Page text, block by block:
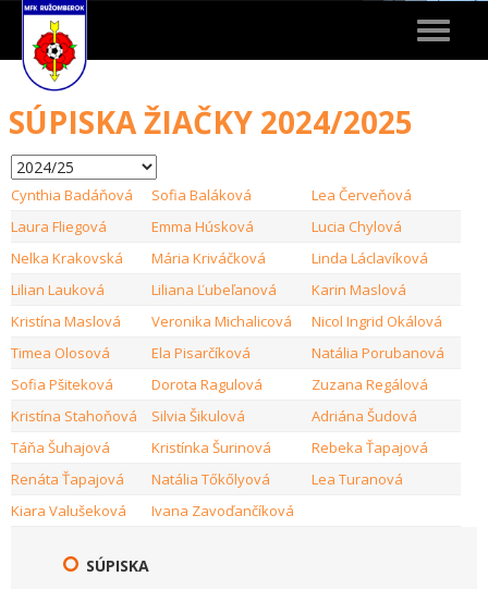
Toggle
SÚPISKA ŽIAČKY 2024/2025
Cynthia Badáňová Sofia Baláková
Lea Červeňová
Laura Fliegová
Emma Húsková
Lucia Chylová
Nelka Krakovská
Mária Kriváčková
Linda Láclavíková
Lilian Lauková
Liliana Ľubeľanová
Karin Maslová
Kristína Maslová
Veronika Michalicová
Nicol Ingrid Okálová
Timea Olosová
Ela Pisarčíková
Natália Porubanová
Sofia Pšiteková
Dorota Ragulová
Zuzana Regálová
Kristína Stahoňová
Silvia Šikulová
Adriána Šudová
Táňa Šuhajová
Kristínka Šurinová
Rebeka Ťapajová
Renáta Ťapajová
Natália Tőkőlyová
Lea Turanová
Kiara Valušeková
Ivana Zavoďančíková
SÚPISKA